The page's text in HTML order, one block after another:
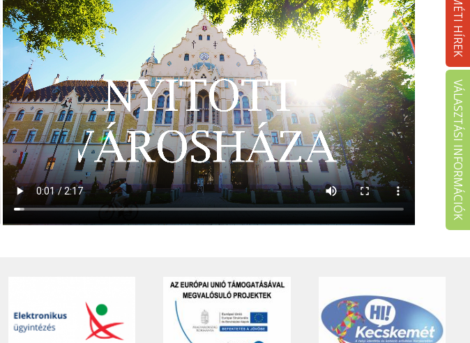
VÁLASZTÁSI INFORMÁCIÓK